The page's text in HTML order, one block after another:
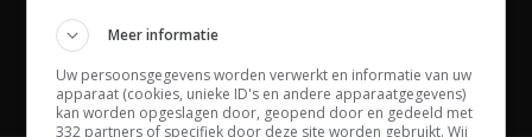
Channels
Meer informatie
Uw persoonsgegevens worden verwerkt en informatie van uw
apparaat (cookies, unieke ID's en andere apparaatgegevens)
kan worden opgeslagen door, geopend door en gedeeld met
332 partners of specifiek door deze site worden gebruikt. Wij